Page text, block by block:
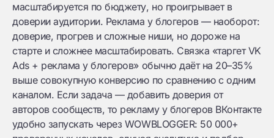
масштабируется по бюджету, но проигрывает в
доверии аудитории. Реклама у блогеров — наоборот:
доверие, прогрев и сложные ниши, но дороже на
старте и сложнее масштабировать. Связка «таргет VK
Ads + реклама у блогеров» обычно даёт на 20–35%
выше совокупную конверсию по сравнению с одним
каналом. Если задача — добавить доверия от
авторов сообществ, то рекламу у блогеров ВКонтакте
удобно запускать через WOWBLOGGER: 50 000+